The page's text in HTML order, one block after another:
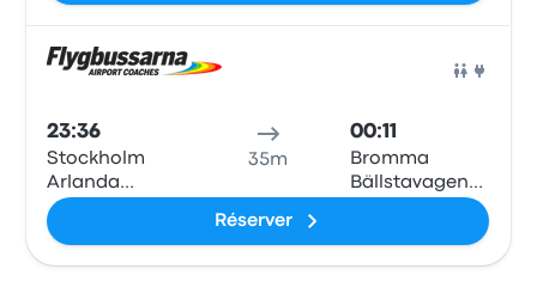
airport
23:36
Stockholm
Arlanda
Airport
Terminal 3/2,
35m
00:11
Bromma
Bällstavagen
(Mariehallskyrkan)
Réserver